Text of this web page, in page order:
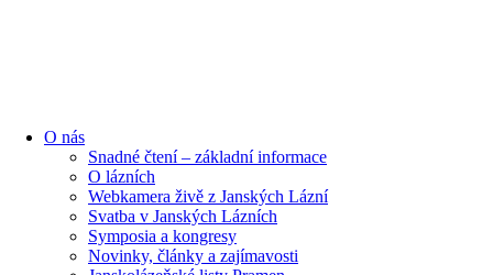
O nás
Snadné čtení – základní informace
O lázních
Webkamera živě z Janských Lázní
Svatba v Janských Lázních
Symposia a kongresy
Novinky, články a zajímavosti